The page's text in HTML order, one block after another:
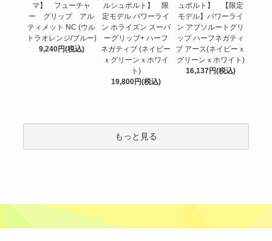
マ】 フューチャ
ー グリップ アル
ティメット NC (ウル
トラオレンジ/ブルー)
9,240円(税込)
ルシュポルト】 限
定モデル パワーライ
ン ホライズン スーパ
ーグリップ+ ハーフ
ネガティブ (ネイビー
ｘグリーンｘホワイ
ト)
19,800円(税込)
ュポルト】 【限定
モデル】パワーライ
ン アブソルートグリ
ップ ハーフネガティ
ブ アース(ネイビーｘ
グリーンｘホワイト)
16,137円(税込)
もっと見る